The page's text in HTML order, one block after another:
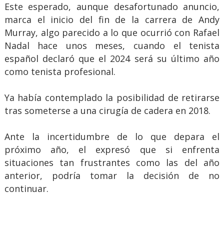
Este esperado, aunque desafortunado anuncio,
marca el inicio del fin de la carrera de Andy
Murray, algo parecido a lo que ocurrió con Rafael
Nadal hace unos meses, cuando el tenista
español declaró que el 2024 será su último año
como tenista profesional.
Ya había contemplado la posibilidad de retirarse
tras someterse a una cirugía de cadera en 2018.
Ante la incertidumbre de lo que depara el
próximo año, el expresó que si enfrenta
situaciones tan frustrantes como las del año
anterior, podría tomar la decisión de no
continuar.